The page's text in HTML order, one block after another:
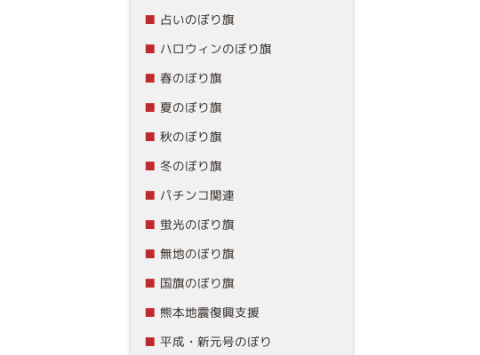
占いのぼり旗
ハロウィンのぼり旗
春のぼり旗
夏のぼり旗
秋のぼり旗
冬のぼり旗
パチンコ関連
蛍光のぼり旗
無地のぼり旗
国旗のぼり旗
熊本地震復興支援
平成・新元号のぼり